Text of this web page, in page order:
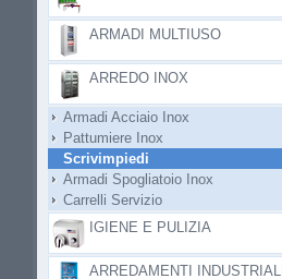
ARMADI MULTIUSO
ARREDO INOX
Armadi Acciaio Inox
Pattumiere Inox
Scrivimpiedi
Armadi Spogliatoio Inox
Carrelli Servizio
IGIENE E PULIZIA
ARREDAMENTI INDUSTRIALI